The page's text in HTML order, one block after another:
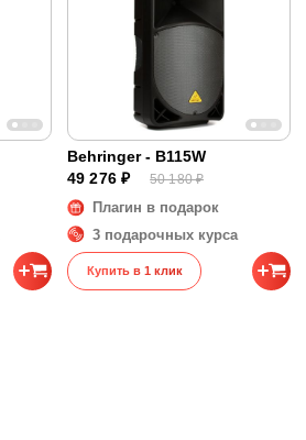
Behringer - B115W
49 276 ₽
50 180 ₽
Плагин в подарок
3 подарочных курса
Купить в 1 клик